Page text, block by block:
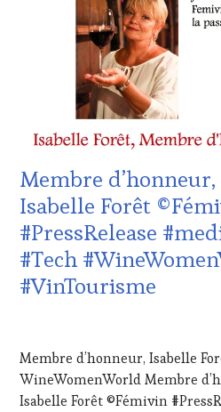
TOURISME,
CLÉS
VIN
ET
DE
LA
HAUTE
GASTRONOMIE
FRANÇAISE,
WINE
TASTING,
LIVE
Membre d’honneur,
Isabelle Forêt
#PressRelease
#Tech
#VinTourisme
2024
Membre d’honneur, Isabelle
WineWomenWorld Membre
Isabelle Forêt ©Fémivin